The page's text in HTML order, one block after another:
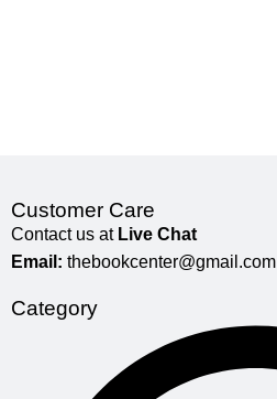
Customer Care
Contact us at Live Chat
Email: thebookcenter@gmail.com
Category